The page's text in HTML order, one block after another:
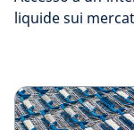
liquide sui